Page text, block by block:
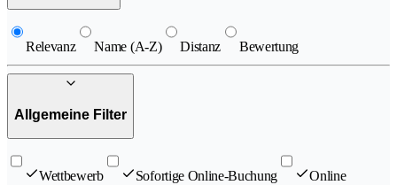
Relevanz Name (A-Z) Distanz Bewertung
Allgemeine Filter
Wettbewerb Sofortige Online-Buchung
Online